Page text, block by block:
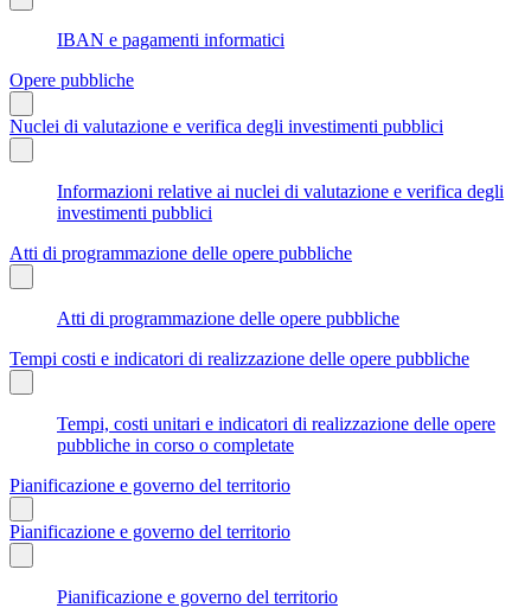
IBAN e pagamenti informatici
Opere pubbliche
Nuclei di valutazione e verifica degli investimenti pubblici
Informazioni relative ai nuclei di valutazione e verifica degli
investimenti pubblici
Atti di programmazione delle opere pubbliche
Atti di programmazione delle opere pubbliche
Tempi costi e indicatori di realizzazione delle opere pubbliche
Tempi, costi unitari e indicatori di realizzazione delle opere
pubbliche in corso o completate
Pianificazione e governo del territorio
Pianificazione e governo del territorio
Pianificazione e governo del territorio